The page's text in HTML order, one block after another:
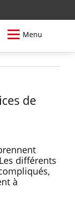
Menu
de
différents
à